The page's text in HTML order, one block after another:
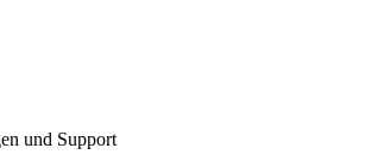
und Support